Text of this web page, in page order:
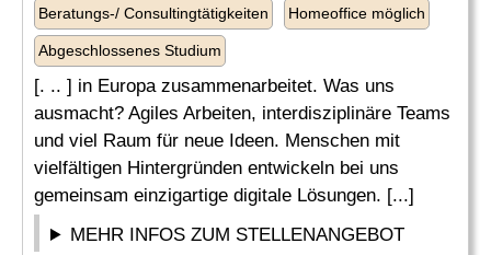
Beratungs-/ Consultingtätigkeiten Homeoffice möglich
Abgeschlossenes Studium
[. .. ] in Europa zusammenarbeitet. Was uns
ausmacht? Agiles Arbeiten, interdisziplinäre Teams
und viel Raum für neue Ideen. Menschen mit
vielfältigen Hintergründen entwickeln bei uns
gemeinsam einzigartige digitale Lösungen. [...]
MEHR INFOS ZUM STELLENANGEBOT